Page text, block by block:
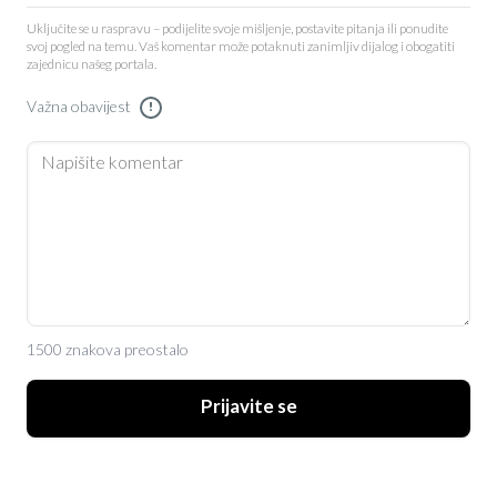
Uključite se u raspravu – podijelite svoje mišljenje, postavite pitanja ili ponudite
svoj pogled na temu. Vaš komentar može potaknuti zanimljiv dijalog i obogatiti
zajednicu našeg portala.
Važna obavijest !
1500 znakova preostalo
Prijavite se